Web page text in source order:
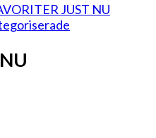
JUST NU